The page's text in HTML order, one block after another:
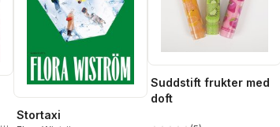
Stortaxi
Suddstift frukter med
doft